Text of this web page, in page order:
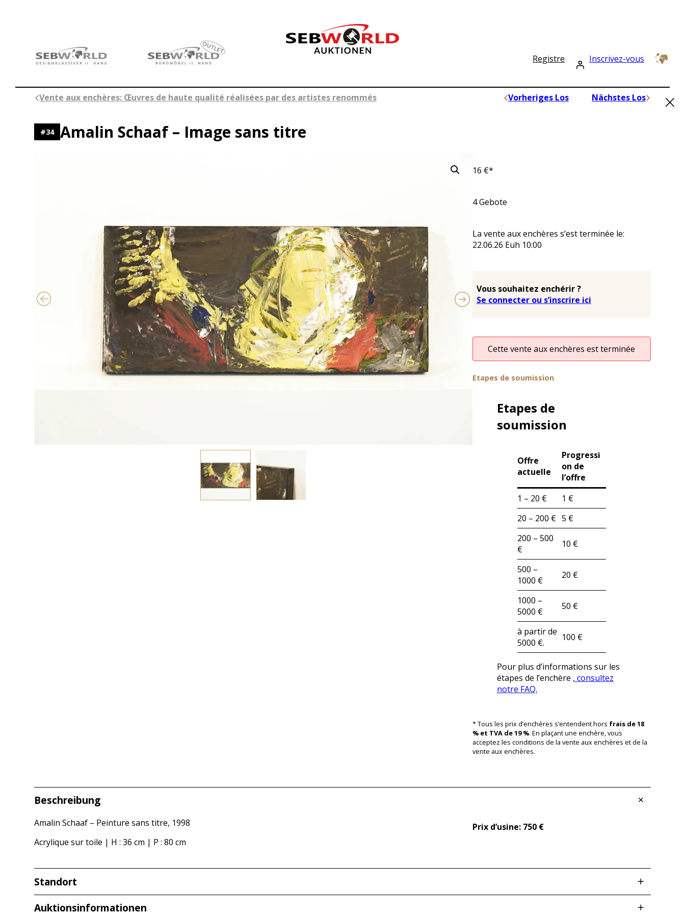
Registre Inscrivez-vous
Vente aux enchères: Œuvres de haute qualité réalisées par des artistes renommés Vorheriges Los Nächstes Los
#34 Amalin Schaaf – Image sans titre
16 €*
4Gebote
La vente aux enchères s’est terminée le:
22.06.26 Euh 10:00
Vous souhaitez enchérir ?
Se connecter ou s’inscrire ici
Cette vente aux enchères est terminée
Etapes de soumission
Etapes de
soumission
Offre
actuelle
Progressi
on de
l’offre
1 – 20 €
1 €
20 – 200 € 5 €
200 – 500
€
10 €
500 –
1000 €
20 €
1000 –
5000 €
50 €
à partir de
5000 €.
100 €
Pour plus d’informations sur les
étapes de l’enchère , consultez
notre FAQ.
×
* Tous les prix d’enchères s’entendent hors frais de 18
% et TVA de 19 %. En plaçant une enchère, vous
acceptez les conditions de la vente aux enchères et de la
vente aux enchères.
Beschreibung
Amalin Schaaf – Peinture sans titre, 1998
Acrylique sur toile | H : 36 cm | P : 80 cm
Prix d’usine: 750 €
Standort
Redcarstraße 3
Auktionsinformationen